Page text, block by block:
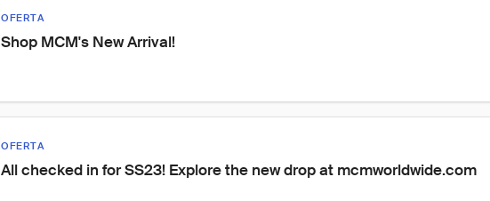
OFERTA
Shop MCM's New Arrival!
OFERTA
All checked in for SS23! Explore the new drop at mcmworldwide.com